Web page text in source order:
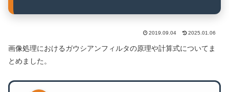
2019.09.04 2025.01.06
画像処理におけるガウシアンフィルタの原理や計算式についてま
とめました。